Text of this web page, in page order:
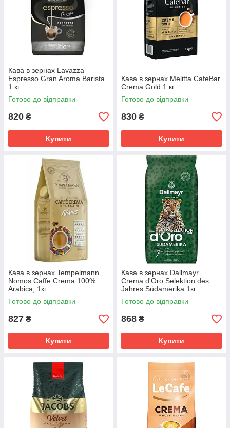
Кава в зернах Lavazza
Espresso Gran Aroma Barista
1 кг
Готово до відправки
820 ₴
Купити
Кава в зернах Melitta CafeBar
Crema Gold 1 кг
Готово до відправки
830 ₴
Купити
Кава в зернах Tempelmann
Nomos Caffe Crema 100%
Arabica, 1кг
Готово до відправки
827 ₴
Купити
Кава в зернах Dallmayr
Crema d'Oro Selektion des
Jahres Südamerika 1кг
Готово до відправки
868 ₴
Купити